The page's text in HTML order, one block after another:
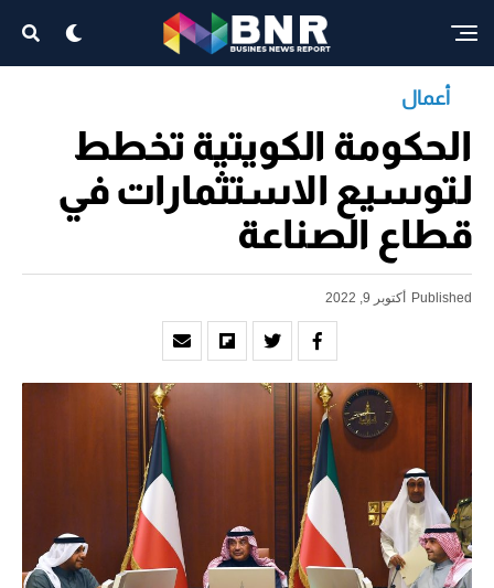
أعمال
الحكومة الكويتية تخطط
لتوسيع الاستثمارات في
قطاع الصناعة
Published أكتوبر 9, 2022